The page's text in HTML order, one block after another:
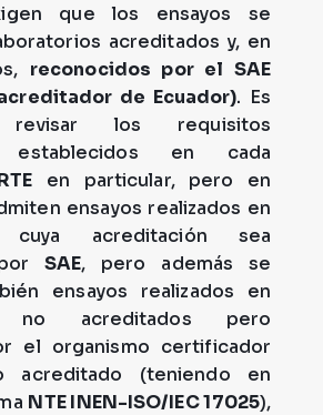
que los ensayos se
acreditados y, en
reconocidos por el SAE
de Ecuador). Es
revisar los requisitos
establecidos en cada
en particular, pero en
ensayos realizados en
cuya acreditación sea
SAE, pero además se
ensayos realizados en
no acreditados pero
el organismo certificador
acreditado (teniendo en
NTE INEN-ISO/IEC 17025),